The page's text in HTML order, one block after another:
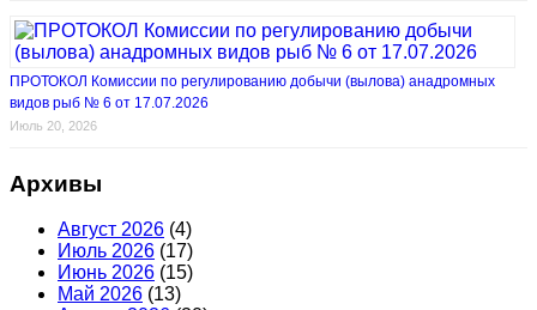
ПРОТОКОЛ Комиссии по регулированию добычи (вылова) анадромных
видов рыб № 6 от 17.07.2026
Июль 20, 2026
Архивы
Август 2026 (4)
Июль 2026 (17)
Июнь 2026 (15)
Май 2026 (13)